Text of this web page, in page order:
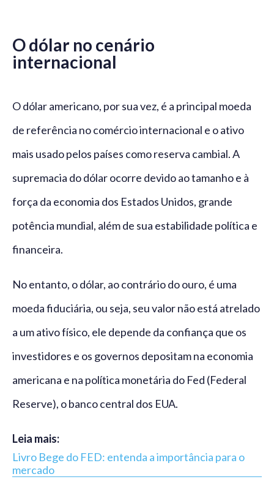
O dólar no cenário
internacional
O dólar americano, por sua vez, é a principal moeda
de referência no comércio internacional e o ativo
mais usado pelos países como reserva cambial. A
supremacia do dólar ocorre devido ao tamanho e à
força da economia dos Estados Unidos, grande
potência mundial, além de sua estabilidade política e
financeira.
No entanto, o dólar, ao contrário do ouro, é uma
moeda fiduciária, ou seja, seu valor não está atrelado
a um ativo físico, ele depende da confiança que os
investidores e os governos depositam na economia
americana e na política monetária do Fed (Federal
Reserve), o banco central dos EUA.
Leia mais:
Livro Bege do FED: entenda a importância para o
mercado